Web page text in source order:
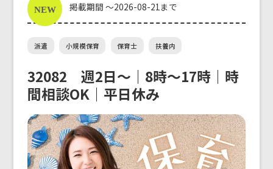
掲載期間 ～2026-08-21まで
派遣 小規模保育 保育士 扶養内
32082 週2日～｜8時〜17時｜時
間相談OK｜平日休み